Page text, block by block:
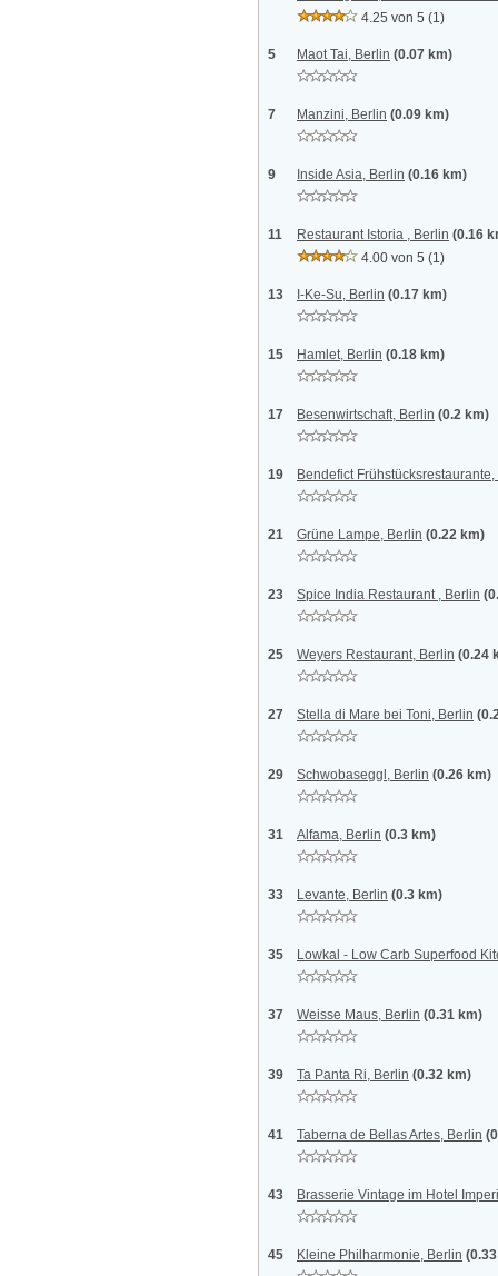
4.25 von 5 (1)
5 Maot Tai, Berlin (0.07 km)
7 Manzini, Berlin (0.09 km)
9 Inside Asia, Berlin (0.16 km)
11 Restaurant Istoria , Berlin (0.16
4.00 von 5 (1)
13 I-Ke-Su, Berlin (0.17 km)
15 Hamlet, Berlin (0.18 km)
17 Besenwirtschaft, Berlin (0.2 km)
19 Bendefict
21 Grüne Lampe, Berlin (0.22 km)
23 Spice India Restaurant , Berlin
25 Weyers Restaurant, Berlin (0.24
27 Stella di Mare bei Toni, Berlin
29 Schwobaseggl, Berlin (0.26 km)
31 Alfama, Berlin (0.3 km)
33 Levante, Berlin (0.3 km)
35 Lowkal - Low Carb Superfood
37 Weisse Maus, Berlin (0.31 km)
39 Ta Panta Ri, Berlin (0.32 km)
41 Taberna de Bellas Artes, Berlin
43 Brasserie Vintage im Hotel
45 Kleine Philharmonie, Berlin